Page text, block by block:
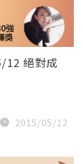
12 絕對成
2015/05/12